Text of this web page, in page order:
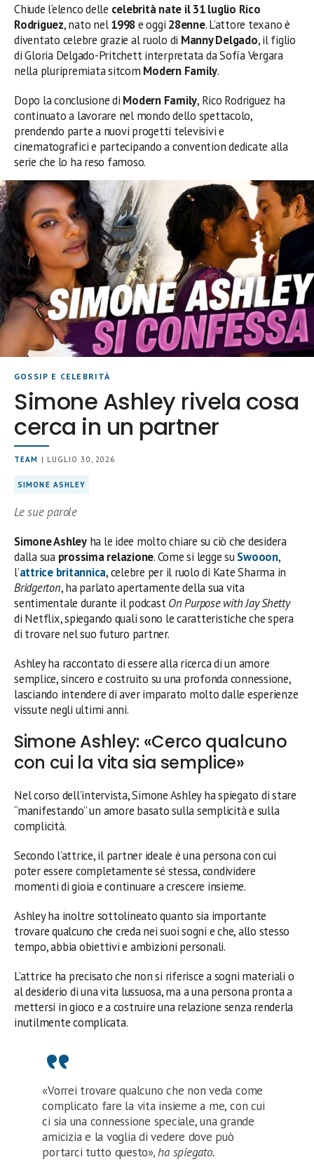
Chiude l’elenco delle celebrità nate il 31 luglio Rico
Rodriguez, nato nel1998e oggi 28enne. L’attore texano è
diventato celebre grazie al ruolo di Manny Delgado, il figlio
di Gloria Delgado-Pritchett interpretata da Sofía Vergara
nella pluripremiata sitcom Modern Family.
Dopo la conclusione di Modern Family, Rico Rodriguez ha
continuato a lavorare nel mondo dello spettacolo,
prendendo parte a nuovi progetti televisivi e
cinematografici e partecipando a convention dedicate alla
serie che lo ha reso famoso.
GOSSIP E CELEBRITÀ
Simone Ashley rivela cosa
cerca in un partner
TEAM | LUGLIO 30, 2026
SIMONE ASHLEY
Le sue parole
Simone Ashleyha le idee molto chiare su ciò che desidera
dalla sua prossima relazione. Come si legge suSwooon,
l’attrice britannica, celebre per il ruolo di Kate Sharma in
Bridgerton, ha parlato apertamente della sua vita
sentimentale durante il podcastOn Purpose with Jay Shetty
di Netflix, spiegando quali sono le caratteristiche che spera
di trovare nel suo futuro partner.
Ashley ha raccontato di essere alla ricerca di un amore
semplice, sincero e costruito su una profonda connessione,
lasciando intendere di aver imparato molto dalle esperienze
vissute negli ultimi anni.
Simone Ashley: «Cerco qualcuno
con cui la vita sia semplice»
Nel corso dell’intervista, Simone Ashley ha spiegato di stare
“manifestando” un amore basato sulla semplicità e sulla
complicità.
Secondo l’attrice, il partner ideale è una persona con cui
poter essere completamente sé stessa, condividere
momenti di gioia e continuare a crescere insieme.
Ashley ha inoltre sottolineato quanto sia importante
trovare qualcuno che creda nei suoi sogni e che, allo stesso
tempo, abbia obiettivi e ambizioni personali.
L’attrice ha precisato che non si riferisce a sogni materiali o
al desiderio di una vita lussuosa, ma a una persona pronta a
mettersi in gioco e a costruire una relazione senza renderla
inutilmente complicata.
«Vorrei trovare qualcuno che non veda come
complicato fare la vita insieme a me, con cui
ci sia una connessione speciale, una grande
amicizia e la voglia di vedere dove può
portarci tutto questo», ha spiegato.